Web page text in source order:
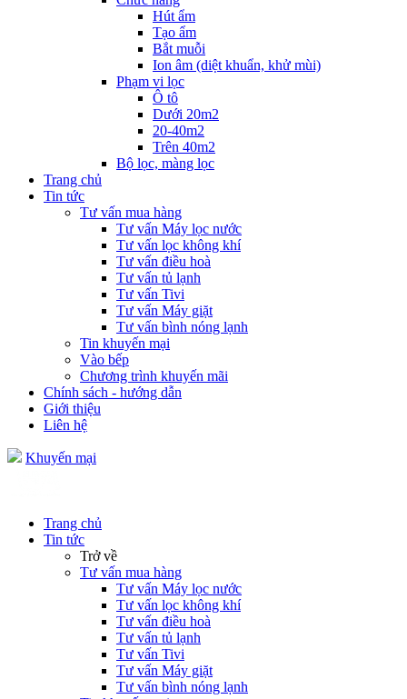
Hút ẩm
Tạo ẩm
Bắt muỗi
Ion âm (diệt khuẩn, khử mùi)
Phạm vi lọc
Ô tô
Dưới 20m2
20-40m2
Trên 40m2
Bộ lọc, màng lọc
Trang chủ
Tin tức
Tư vấn mua hàng
Tư vấn Máy lọc nước
Tư vấn lọc không khí
Tư vấn điều hoà
Tư vấn tủ lạnh
Tư vấn Tivi
Tư vấn Máy giặt
Tư vấn bình nóng lạnh
Tin khuyến mại
Vào bếp
Chương trình khuyến mãi
Chính sách - hướng dẫn
Giới thiệu
Liên hệ
Khuyến mại
Trang chủ
Tin tức
Trở về
Tư vấn mua hàng
Tư vấn Máy lọc nước
Tư vấn lọc không khí
Tư vấn điều hoà
Tư vấn tủ lạnh
Tư vấn Tivi
Tư vấn Máy giặt
Tư vấn bình nóng lạnh